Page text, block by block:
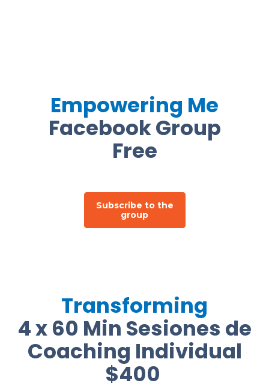
Empowering Me
Facebook Group
Free
Subscribe to the
group
Transforming
4 x 60 Min Sesiones de
Coaching Individual
$400